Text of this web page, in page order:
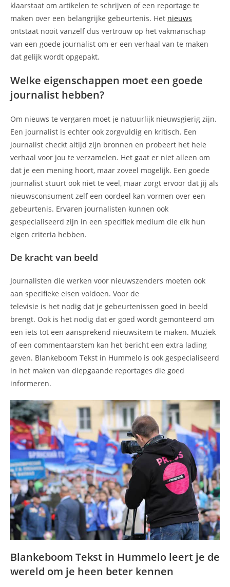
klaarstaat om artikelen te schrijven of een reportage te
maken over een belangrijke gebeurtenis. Het nieuws
ontstaat nooit vanzelf dus vertrouw op het vakmanschap
van een goede journalist om er een verhaal van te maken
dat gelijk wordt opgepakt.
Welke eigenschappen moet een goede
journalist hebben?
Om nieuws te vergaren moet je natuurlijk nieuwsgierig zijn.
Een journalist is echter ook zorgvuldig en kritisch. Een
journalist checkt altijd zijn bronnen en probeert het hele
verhaal voor jou te verzamelen. Het gaat er niet alleen om
dat je een mening hoort, maar zoveel mogelijk. Een goede
journalist stuurt ook niet te veel, maar zorgt ervoor dat jij als
nieuwsconsument zelf een oordeel kan vormen over een
gebeurtenis. Ervaren journalisten kunnen ook
gespecialiseerd zijn in een specifiek medium die elk hun
eigen criteria hebben.
De kracht van beeld
Journalisten die werken voor nieuwszenders moeten ook
aan specifieke eisen voldoen. Voor de
televisie is het nodig dat je gebeurtenissen goed in beeld
brengt. Ook is het nodig dat er goed wordt gemonteerd om
een iets tot een aansprekend nieuwsitem te maken. Muziek
of een commentaarstem kan het bericht een extra lading
geven. Blankeboom Tekst in Hummelo is ook gespecialiseerd
in het maken van diepgaande reportages die goed
informeren.
Blankeboom Tekst in Hummelo leert je de
wereld om je heen beter kennen